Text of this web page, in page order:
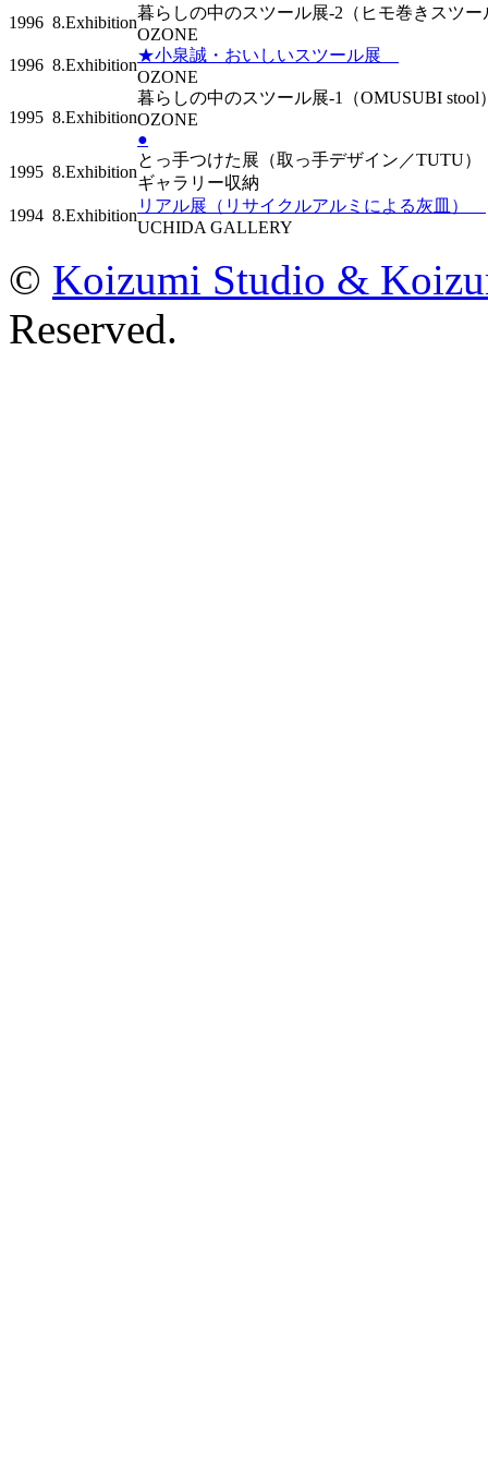
1996 8.Exhibition
暮らしの中のスツール展-2（ヒモ巻きスツ
OZONE
1996 8.Exhibition
★小泉誠・おいしいスツール展
OZONE
1995 8.Exhibition
暮らしの中のスツール展-1（OMUSUBI
OZONE
●
1995 8.Exhibition
とっ手つけた展（取っ手デザイン／TUTU
ギャラリー収納
1994 8.Exhibition
リアル展（リサイクルアルミによる灰皿）
UCHIDA GALLERY
© Koizumi Studio &
Reserved.